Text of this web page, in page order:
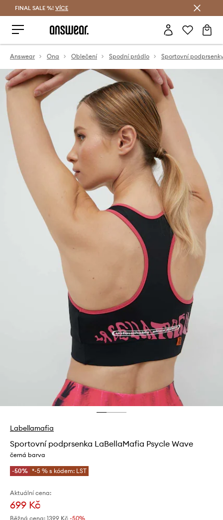
FINAL SALE %! VÍCE
Answear Ona Oblečení Spodní prádlo Sportovní
Labellamafia
Sportovní podprsenka LaBellaMafia Psycle Wave
černá barva
-50% *-5 % s kódem: LST
Aktuální cena:
699 Kč
Běžná cena: 1399 Kč -50%